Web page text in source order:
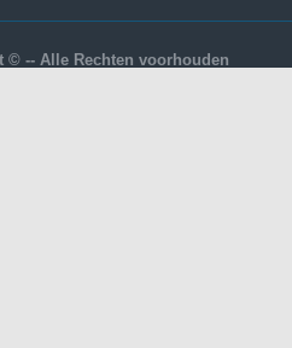
© -- Alle Rechten voorhouden